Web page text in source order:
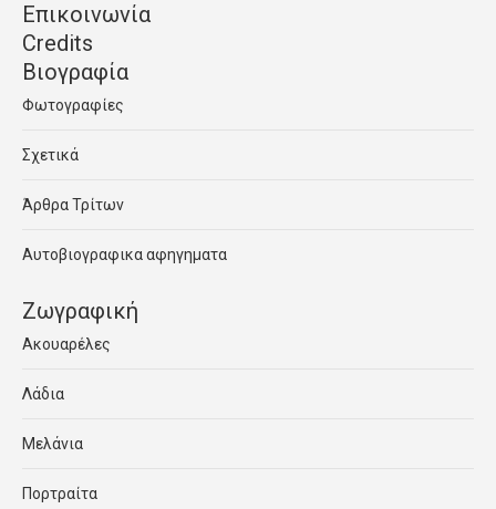
Επικοινωνία
Credits
Βιογραφία
Φωτογραφίες
Σχετικά
Άρθρα Τρίτων
Αυτοβιογραφικα αφηγηματα
Ζωγραφική
Ακουαρέλες
Λάδια
Μελάνια
Πορτραίτα